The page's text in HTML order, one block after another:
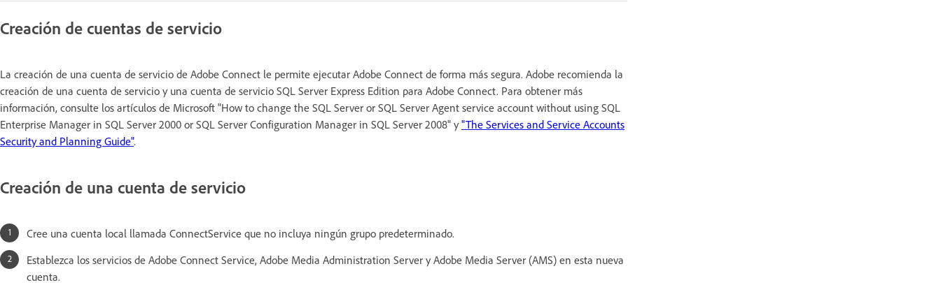
Creación de cuentas de servicio
La creación de una cuenta de servicio de Adobe Connect le permite ejecutar Adobe Connect de forma más segura. Adobe recomienda la
creación de una cuenta de servicio y una cuenta de servicio SQL Server Express Edition para Adobe Connect. Para obtener más
información, consulte los artículos de Microsoft "How to change the SQL Server or SQL Server Agent service account without using SQL
Enterprise Manager in SQL Server 2000 or SQL Server Configuration Manager in SQL Server 2008" y "The Services and Service Accounts
Security and Planning Guide".
Creación de una cuenta de servicio
Cree una cuenta local llamada ConnectService que no incluya ningún grupo predeterminado.
Establezca los servicios de Adobe Connect Service, Adobe Media Administration Server y Adobe Media Server (AMS) en esta nueva
cuenta.